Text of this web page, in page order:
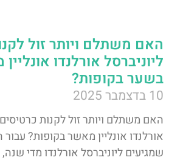
האם משתלם ויותר זול
ליוניברסל אורלנדו
בשער בקופות?
10 בדצמבר 2025
האם משתלם ויותר זול לקנות כרטיסים
אורלנדו אונליין מאשר בקופות? עבור
שמגיעים ליוניברסל אורלנדו מדי